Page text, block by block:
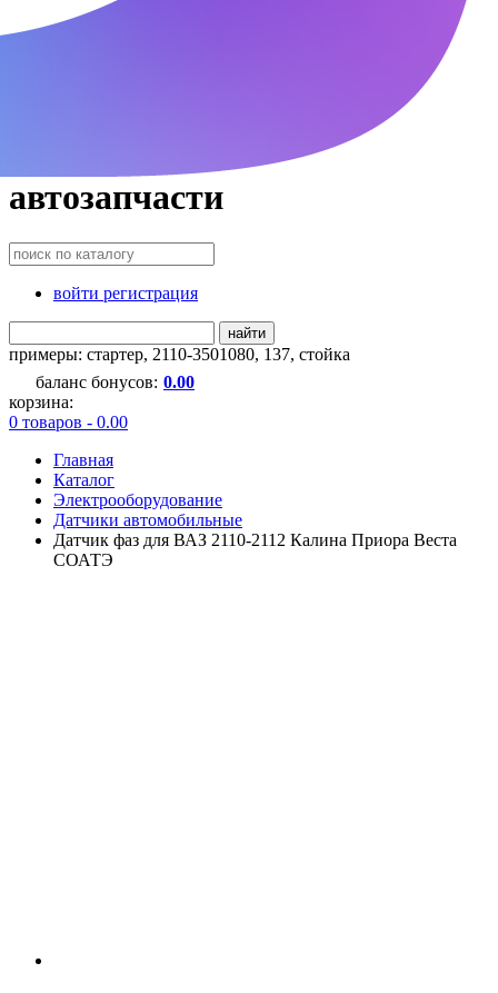
автозапчасти
войти регистрация
найти
примеры: стартер, 2110-3501080, 137, стойка
баланс бонусов: 0.00
корзина:
0 товаров - 0.00
Главная
Каталог
Электрооборудование
Датчики автомобильные
Датчик фаз для ВАЗ 2110-2112 Калина Приора Веста
СОАТЭ